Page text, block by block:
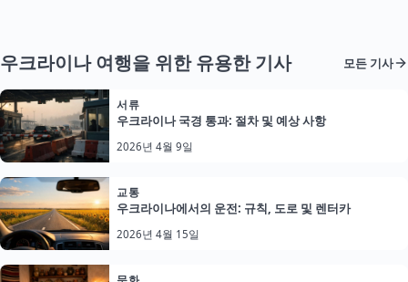
우크라이나 여행을 위한 유용한 기사 모든 기사
서류
우크라이나 국경 통과: 절차 및 예상 사항
2026년 4월 9일
교통
우크라이나에서의 운전: 규칙, 도로 및 렌터카
2026년 4월 15일